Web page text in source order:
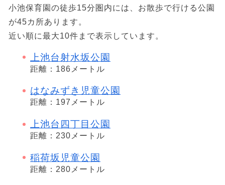
小池保育園の徒歩15分圏内には、お散歩で行ける公園
が45カ所あります。
近い順に最大10件まで表示しています。
上池台射水坂公園
距離：186メートル
はなみずき児童公園
距離：197メートル
上池台四丁目公園
距離：230メートル
稲荷坂児童公園
距離：280メートル